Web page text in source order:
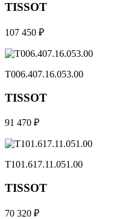
TISSOT
107 450 ₽
T006.407.16.053.00
TISSOT
91 470 ₽
T101.617.11.051.00
TISSOT
70 320 ₽